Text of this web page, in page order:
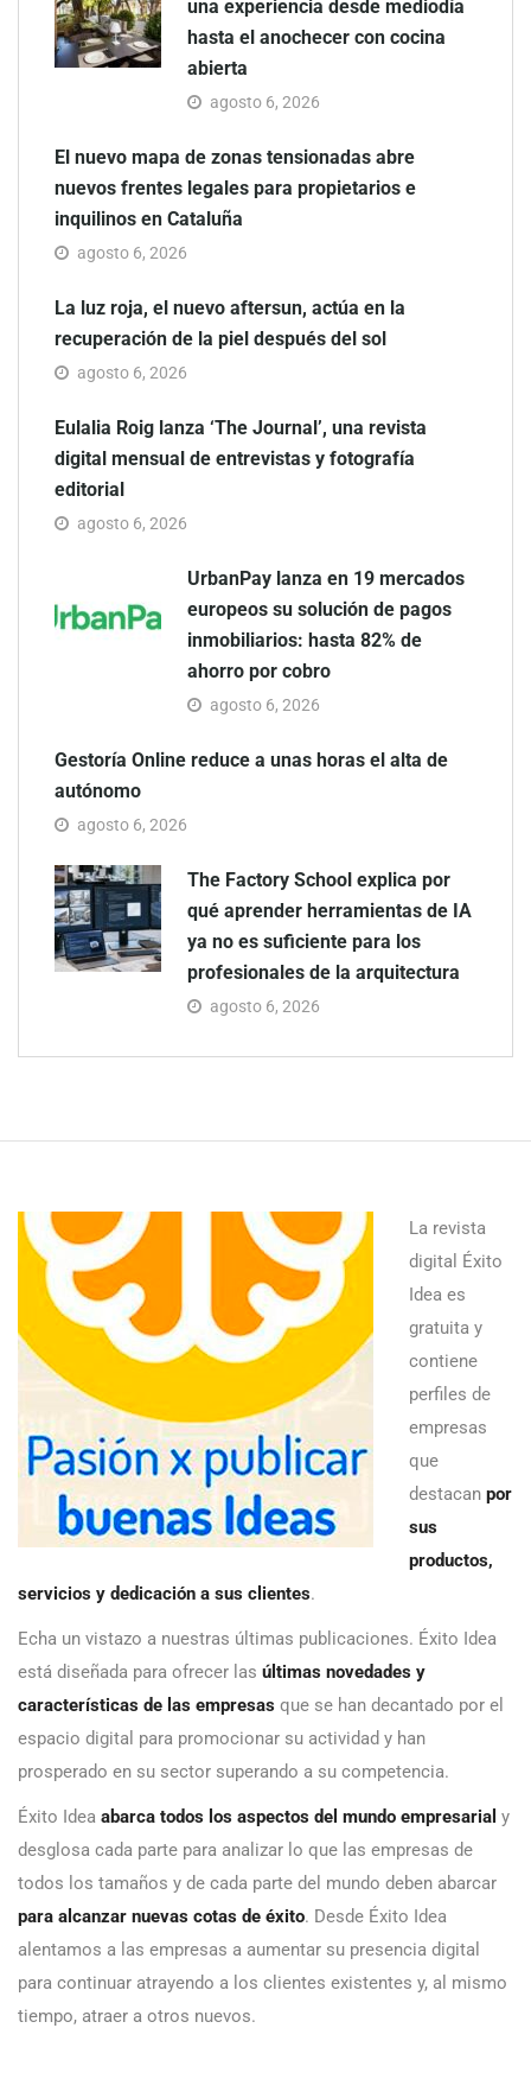
una experiencia desde mediodía
hasta el anochecer con cocina
abierta
agosto 6, 2026
El nuevo mapa de zonas tensionadas abre
nuevos frentes legales para propietarios e
inquilinos en Cataluña
agosto 6, 2026
La luz roja, el nuevo aftersun, actúa en la
recuperación de la piel después del sol
agosto 6, 2026
Eulalia Roig lanza ‘The Journal’, una revista
digital mensual de entrevistas y fotografía
editorial
agosto 6, 2026
UrbanPay lanza en 19 mercados
europeos su solución de pagos
inmobiliarios: hasta 82% de
ahorro por cobro
agosto 6, 2026
Gestoría Online reduce a unas horas el alta de
autónomo
agosto 6, 2026
The Factory School explica por
qué aprender herramientas de IA
ya no es suficiente para los
profesionales de la arquitectura
agosto 6, 2026
La revista
digital Éxito
Idea es
gratuita y
contiene
perfiles de
empresas
que
destacan por
sus
productos,
servicios y dedicación a sus clientes.
Echa un vistazo a nuestras últimas publicaciones. Éxito Idea
está diseñada para ofrecer las últimas novedades y
características de las empresas que se han decantado por el
espacio digital para promocionar su actividad y han
prosperado en su sector superando a su competencia.
Éxito Idea abarca todos los aspectos del mundo empresarial y
desglosa cada parte para analizar lo que las empresas de
todos los tamaños y de cada parte del mundo deben abarcar
para alcanzar nuevas cotas de éxito. Desde Éxito Idea
alentamos a las empresas a aumentar su presencia digital
para continuar atrayendo a los clientes existentes y, al mismo
tiempo, atraer a otros nuevos.